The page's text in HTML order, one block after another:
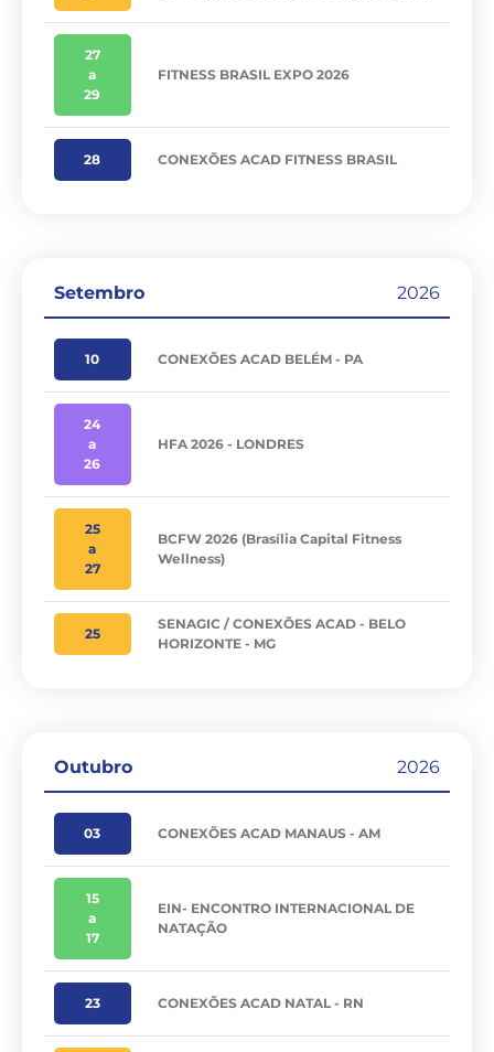
27
a
29
FITNESS BRASIL EXPO 2026
28 CONEXÕES ACAD FITNESS BRASIL
Setembro 2026
10 CONEXÕES ACAD BELÉM - PA
24
a
26
HFA 2026 - LONDRES
25
a
27
BCFW 2026 (Brasília Capital Fitness
Wellness)
25
SENAGIC / CONEXÕES ACAD - BELO
HORIZONTE - MG
Outubro 2026
03 CONEXÕES ACAD MANAUS - AM
15
a
17
EIN- ENCONTRO INTERNACIONAL DE
NATAÇÃO
23 CONEXÕES ACAD NATAL - RN